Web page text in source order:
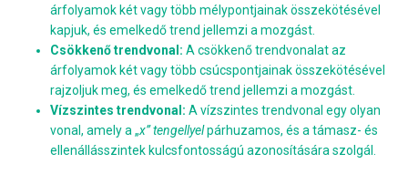
árfolyamok két vagy több mélypontjainak összekötésével
kapjuk, és emelkedő trend jellemzi a mozgást.
Csökkenő trendvonal: A csökkenő trendvonalat az
árfolyamok két vagy több csúcspontjainak összekötésével
rajzoljuk meg, és emelkedő trend jellemzi a mozgást.
Vízszintes trendvonal: A vízszintes trendvonal egy olyan
vonal, amely a „x” tengellyelpárhuzamos, és a támasz- és
ellenállásszintek kulcsfontosságú azonosítására szolgál.